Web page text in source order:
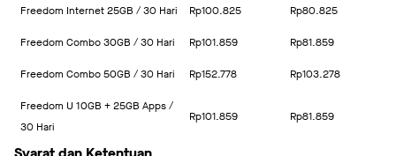
Freedom Internet 25GB / 30 Hari Rp100.825 Rp80.825
Freedom Combo 30GB / 30 Hari Rp101.859 Rp81.859
Freedom Combo 50GB / 30 Hari Rp152.778 Rp103.278
Freedom U 10GB + 25GB Apps /
30 Hari
Rp101.859 Rp81.859